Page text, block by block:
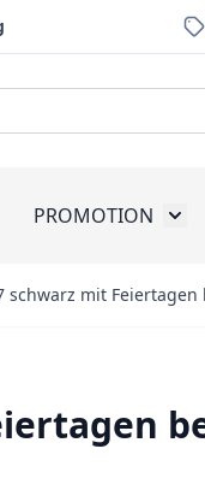
submenu for
PROMOTION
schwarz mit Feiertagen